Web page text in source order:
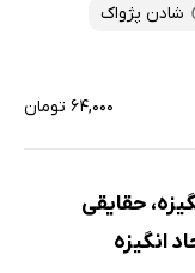
شادن پژواک
۶۴,۰۰۰ تومان
حقایقی
انگیزه